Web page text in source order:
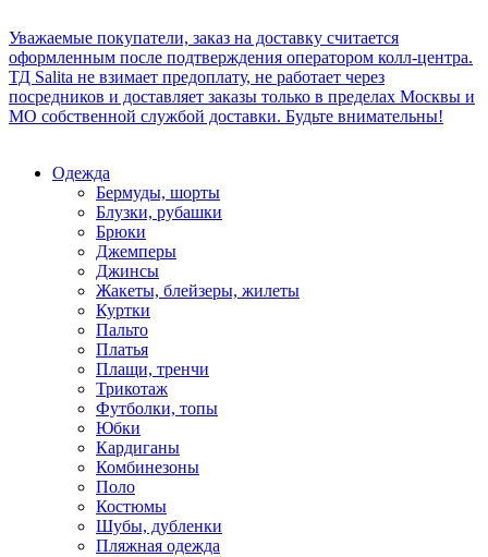
Уважаемые покупатели, заказ на доставку считается
оформленным после подтверждения оператором колл-центра.
ТД Salita не взимает предоплату, не работает через
посредников и доставляет заказы только в пределах Москвы и
МО собственной службой доставки. Будьте внимательны!
Одежда
Бермуды, шорты
Блузки, рубашки
Брюки
Джемперы
Джинсы
Жакеты, блейзеры, жилеты
Куртки
Пальто
Платья
Плащи, тренчи
Трикотаж
Футболки, топы
Юбки
Кардиганы
Комбинезоны
Поло
Костюмы
Шубы, дубленки
Пляжная одежда